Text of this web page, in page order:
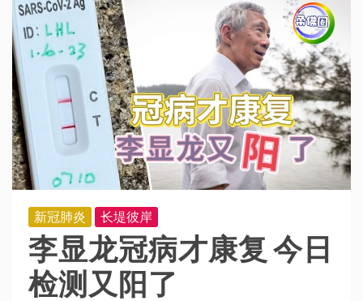
新冠肺炎 长堤彼岸
李显龙冠病才康复 今日
检测又阳了